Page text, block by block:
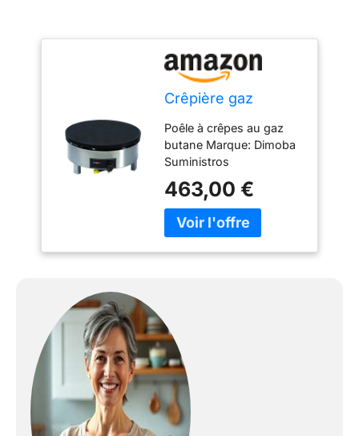
Crêpière gaz
Poêle à crêpes au gaz
butane Marque: Dimoba
Suministros
463,00 €